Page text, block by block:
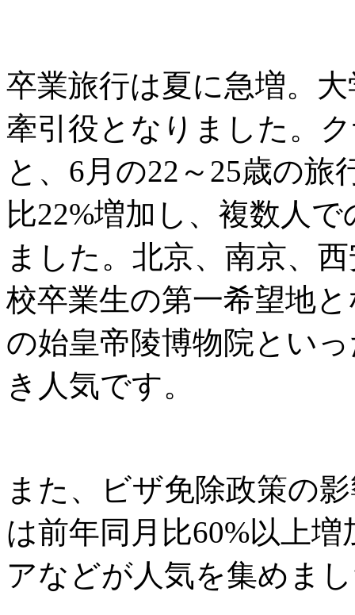
卒業旅行は夏に急増。
牽引役となりました。
と、6月の22～25歳の
比22%増加し、複数人
ました。北京、南京、
校卒業生の第一希望地
の始皇帝陵博物院とい
き人気です。
また、ビザ免除政策の
は前年同月比60%以上
アなどが人気を集めま